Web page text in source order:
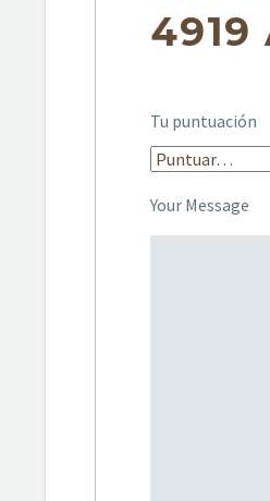
4919
Tu puntuación
Your Message